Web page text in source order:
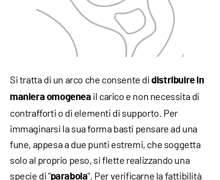
Si tratta di un arco che consente didistribuire in
maniera omogenea il carico e non necessita di
contrafforti o di elementi di supporto. Per
immaginarsi la sua forma basti pensare ad una
fune, appesa a due punti estremi, che soggetta
solo al proprio peso, si flette realizzando una
specie di "parabola". Per verificarne la fattibilità